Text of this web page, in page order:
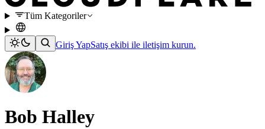
Tüm Kategoriler
Giriş YapSatış ekibi ile iletişim kurun.
Bob Halley